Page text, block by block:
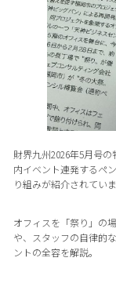
財界九州2026年5月号
内イベント連発するペ
り組みが紹介されていま
オフィスを「祭り」の
や、スタッフの自律的
ントの全容を解説。